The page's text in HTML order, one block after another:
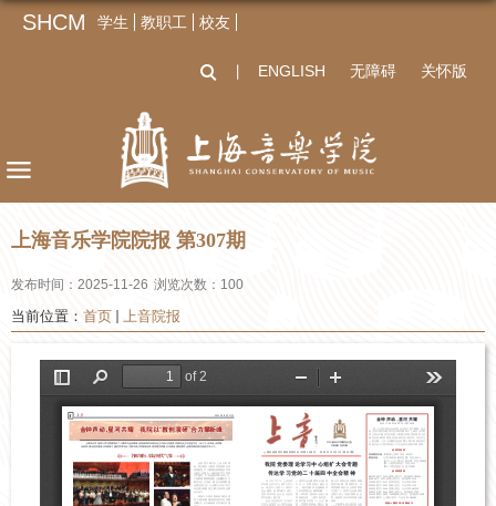
SHCM 学生 教职工 校友
ENGLISH 无障碍 关怀版
上海音乐学院院报 第307期
发布时间：2025-11-26 浏览次数： 100
当前位置： 首页 上音院报